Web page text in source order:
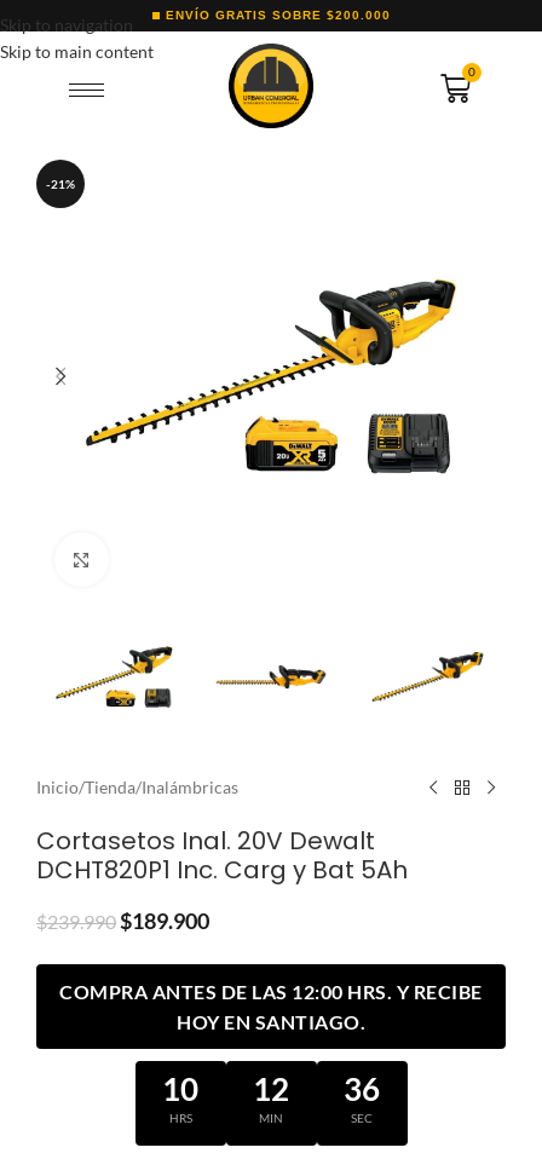
Skip to navigation
Skip to main content
ENVÍO GRATIS SOBRE $200.000
0
-21%
Inicio/Tienda/Inalámbricas
Cortasetos Inal. 20V Dewalt
DCHT820P1 Inc. Carg y Bat 5Ah
$239.990$189.900
COMPRA ANTES DE LAS 12:00 HRS. Y RECIBE
HOY EN SANTIAGO.
10
HRS
12
MIN
35
SEC